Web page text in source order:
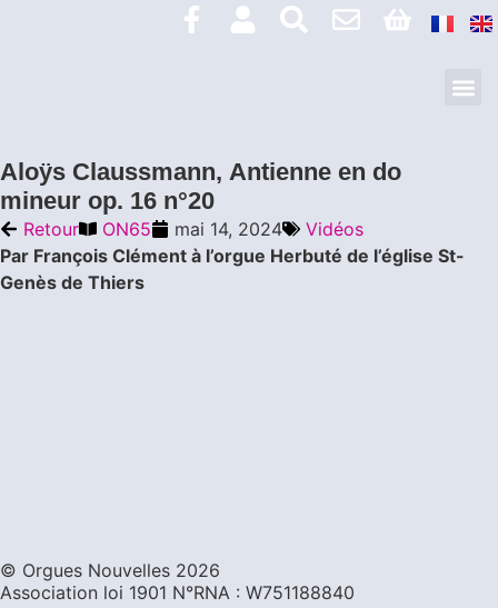
Aloÿs Claussmann, Antienne en do
mineur op. 16 n°20
Retour ON65 mai 14, 2024
Vidéos
Par François Clément à l’orgue Herbuté de l’église St-
Genès de Thiers
©️ Orgues Nouvelles 2026
Association loi 1901 N°RNA : W751188840